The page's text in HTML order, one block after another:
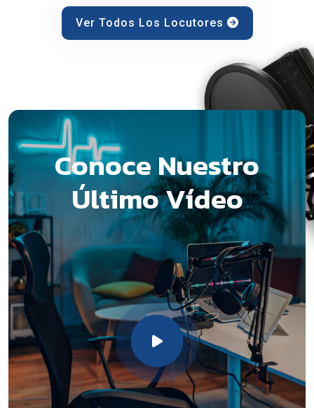
Ver Todos Los Locutores
Conoce Nuestro
Último Vídeo